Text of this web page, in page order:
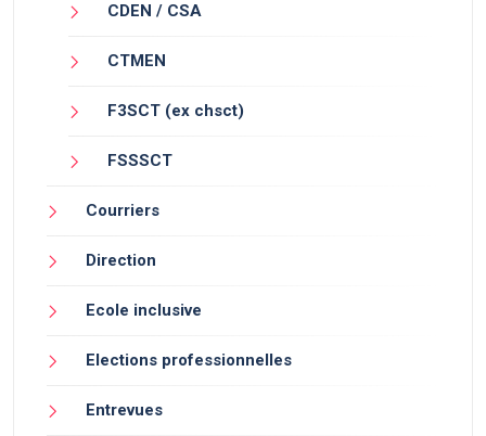
CDEN / CSA
CTMEN
F3SCT (ex chsct)
FSSSCT
Courriers
Direction
Ecole inclusive
Elections professionnelles
Entrevues